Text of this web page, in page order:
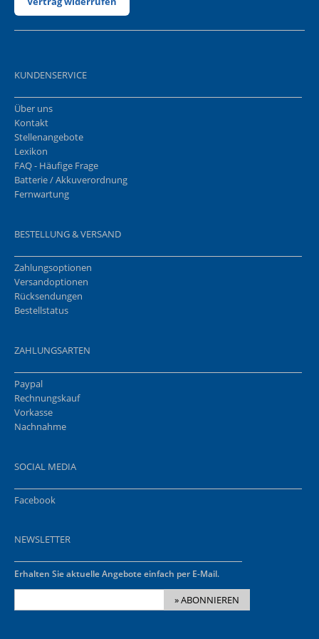
KUNDENSERVICE
Über uns
Kontakt
Stellenangebote
Lexikon
FAQ - Häufige Frage
Batterie / Akkuverordnung
Fernwartung
BESTELLUNG & VERSAND
Zahlungsoptionen
Versandoptionen
Rücksendungen
Bestellstatus
ZAHLUNGSARTEN
Paypal
Rechnungskauf
Vorkasse
Nachnahme
SOCIAL MEDIA
Facebook
NEWSLETTER
Erhalten Sie aktuelle Angebote einfach per E-Mail.
» ABONNIEREN